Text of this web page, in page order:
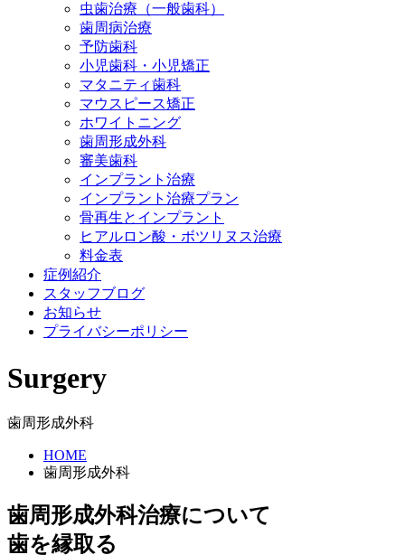
虫歯治療（一般歯科）
歯周病治療
予防歯科
小児歯科・小児矯正
マタニティ歯科
マウスピース矯正
ホワイトニング
歯周形成外科
審美歯科
インプラント治療
インプラント治療プラン
骨再生とインプラント
ヒアルロン酸・ボツリヌス治療
料金表
症例紹介
スタッフブログ
お知らせ
プライバシーポリシー
Surgery
歯周形成外科
HOME
歯周形成外科
歯周形成外科治療について
歯を縁取る